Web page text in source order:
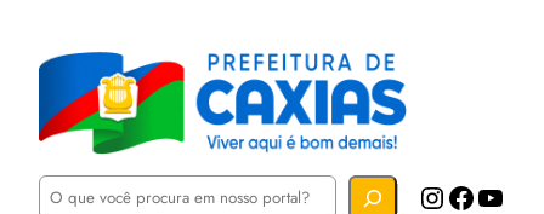
P
Instagram Facebook YouTube